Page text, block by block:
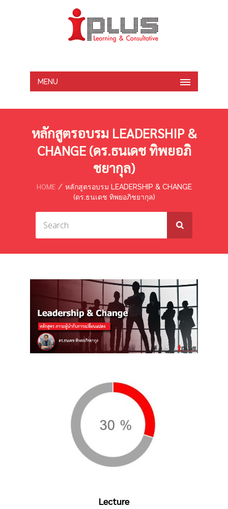
MENU
หลักสูตรอบรม LEADERSHIP &
CHANGE (ดร.ธนเดช ทิพยอภิ
ชยากุล)
HOME
หลักสูตรอบรม LEADERSHIP & CHANGE
(ดร.ธนเดช ทิพยอภิชยากุล)
Lecture